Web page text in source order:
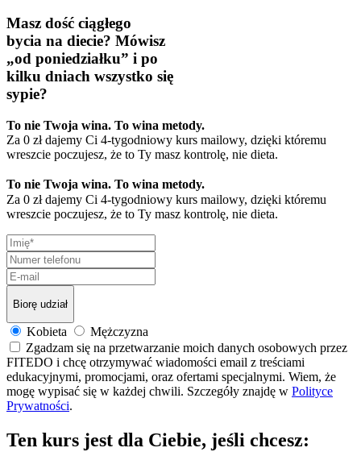
Masz dość ciągłego
bycia na diecie? Mówisz
„od poniedziałku” i po
kilku dniach wszystko się
sypie?
To nie Twoja wina. To wina metody.
Za 0 zł dajemy Ci 4-tygodniowy kurs mailowy, dzięki któremu
wreszcie poczujesz, że to Ty masz kontrolę, nie dieta.
To nie Twoja wina. To wina metody.
Za 0 zł dajemy Ci 4-tygodniowy kurs mailowy, dzięki któremu
wreszcie poczujesz, że to Ty masz kontrolę, nie dieta.
Biorę udział
Kobieta
Mężczyzna
Zgadzam się na przetwarzanie moich danych osobowych przez
FITEDO i chcę otrzymywać wiadomości email z treściami
edukacyjnymi, promocjami, oraz ofertami specjalnymi. Wiem, że
mogę wypisać się w każdej chwili. Szczegóły znajdę w Polityce
Prywatności.
Ten kurs jest dla Ciebie, jeśli chcesz: